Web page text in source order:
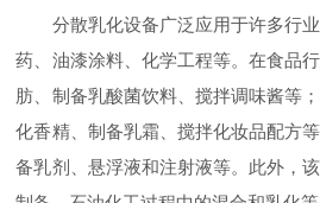
分散乳化设备广泛应用于许多行业
药、油漆涂料、化学工程等。在食品
肪、制备乳酸菌饮料、搅拌调味酱等
化香精、制备乳霜、搅拌化妆品配方
备乳剂、悬浮液和注射液等。此外，